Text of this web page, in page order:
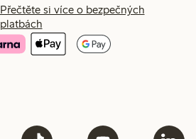
Přečtěte si více o bezpečných
platbách